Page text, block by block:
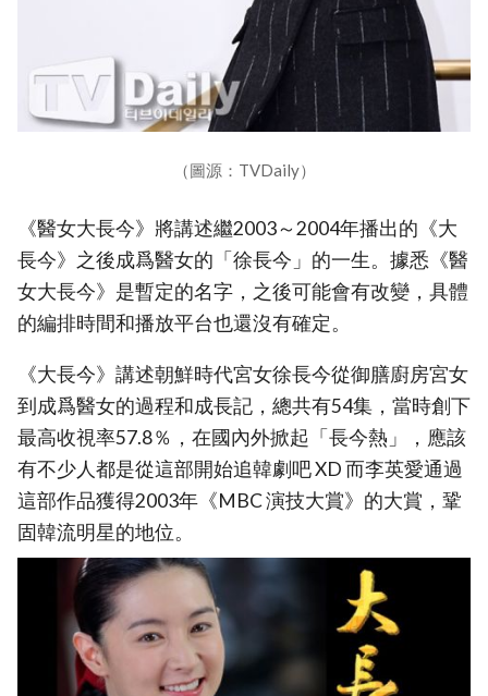
（圖源：TVDaily）
《醫女大長今》將講述繼2003～2004年播出的《大
長今》之後成爲醫女的「徐長今」的一生。據悉《醫
女大長今》是暫定的名字，之後可能會有改變，具體
的編排時間和播放平台也還沒有確定。
《大長今》講述朝鮮時代宮女徐長今從御膳廚房宮女
到成爲醫女的過程和成長記，總共有54集，當時創下
最高收視率57.8％，在國內外掀起「長今熱」，應該
有不少人都是從這部開始追韓劇吧 XD 而李英愛通過
這部作品獲得2003年《MBC 演技大賞》的大賞，鞏
固韓流明星的地位。